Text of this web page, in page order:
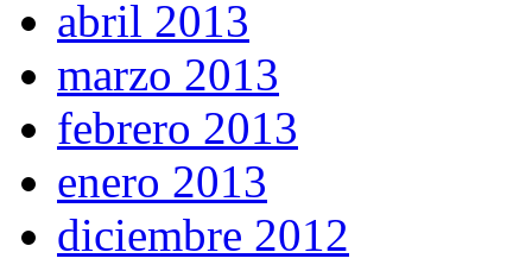
abril 2013
marzo 2013
febrero 2013
enero 2013
diciembre 2012